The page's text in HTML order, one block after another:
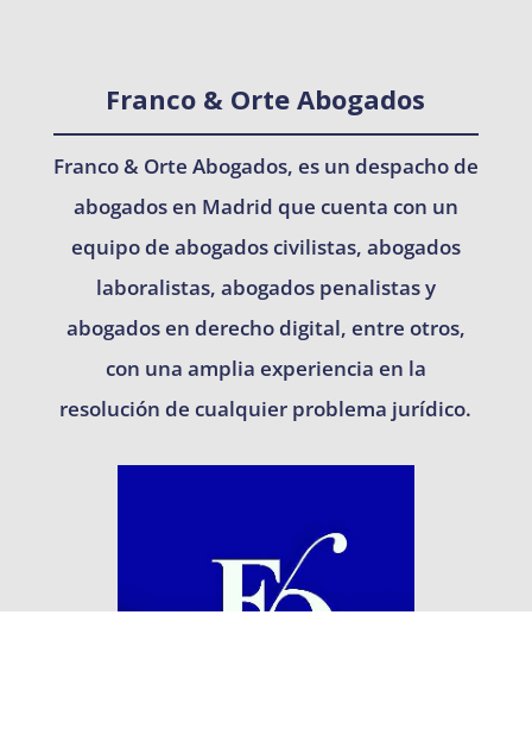
Franco & Orte Abogados
Franco & Orte Abogados, es un despacho de
abogados en Madrid que cuenta con un
equipo de abogados civilistas, abogados
laboralistas, abogados penalistas y
abogados en derecho digital, entre otros,
con una amplia experiencia en la
resolución de cualquier problema jurídico.